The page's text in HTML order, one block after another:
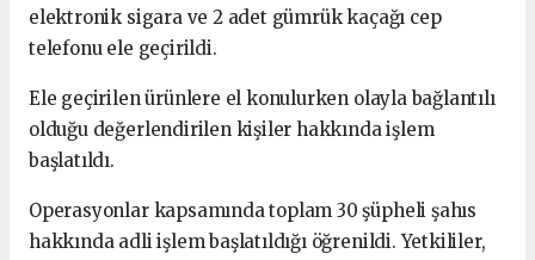
elektronik sigara ve 2 adet gümrük kaçağı cep
telefonu ele geçirildi.
Ele geçirilen ürünlere el konulurken olayla bağlantılı
olduğu değerlendirilen kişiler hakkında işlem
başlatıldı.
Operasyonlar kapsamında toplam 30 şüpheli şahıs
hakkında adli işlem başlatıldığı öğrenildi. Yetkililer,